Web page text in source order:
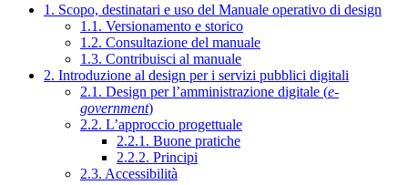
1. Scopo, destinatari e uso del Manuale operativo di design
1.1. Versionamento e storico
1.2. Consultazione del manuale
1.3. Contribuisci al manuale
2. Introduzione al design per i servizi pubblici digitali
2.1. Design per l’amministrazione digitale (e-
government)
2.2. L’approccio progettuale
2.2.1. Buone pratiche
2.2.2. Principi
2.3. Accessibilità